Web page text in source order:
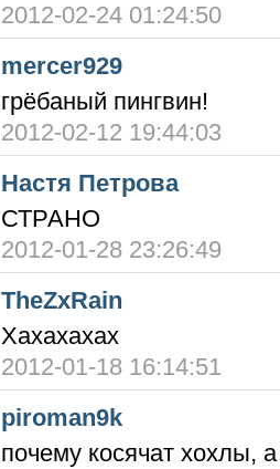
2012-02-24 01:24:50
mercer929
грёбаный пингвин!
2012-02-12 19:44:03
Настя Петрова
СТРАНО
2012-01-28 23:26:49
TheZxRain
Хахахахах
2012-01-18 16:14:51
piroman9k
почему косячат хохлы,